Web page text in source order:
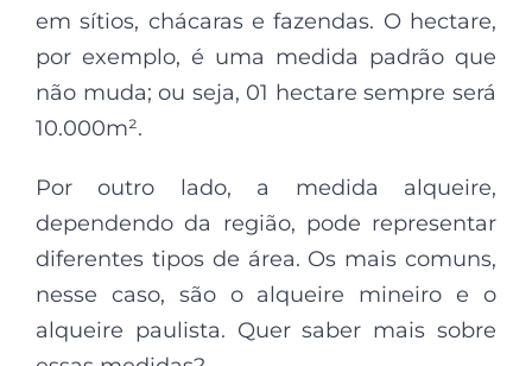
em sítios, chácaras e fazendas. O hectare,
por exemplo, é uma medida padrão que
não muda; ou seja, 01 hectare sempre será
10.000m².
Por outro lado, a medida alqueire,
dependendo da região, pode representar
diferentes tipos de área. Os mais comuns,
nesse caso, são o alqueire mineiro e o
alqueire paulista. Quer saber mais sobre